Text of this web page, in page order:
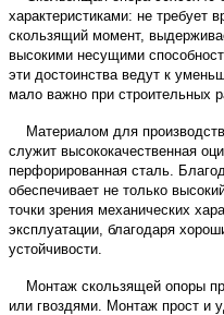
характеристиками: не требует
скользящий момент,
высокими несущими
эти достоинства ведут к
мало важно при строительных
Материалом для
служит высококачественная
перфорированная сталь.
обеспечивает не только
точки зрения механических
эксплуатации, благодаря
устойчивости.
Монтаж скользящей опоры
или гвоздями. Монтаж прост и